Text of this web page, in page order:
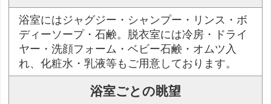
浴室にはジャグジー・シャンプー・リンス・ボ
ディーソープ・石鹸。脱衣室には冷房・ドライ
ヤー・洗顔フォーム・ベビー石鹸・オムツ入
れ、化粧水・乳液等もご用意しております。
浴室ごとの眺望